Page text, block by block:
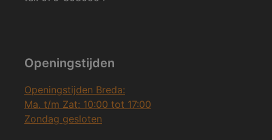
Openingstijden
Openingstijden Breda:
Ma. t/m Zat: 10:00 tot 17:00
Zondag gesloten